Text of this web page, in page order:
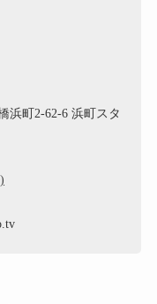
浜町2-62-6 浜町スタ